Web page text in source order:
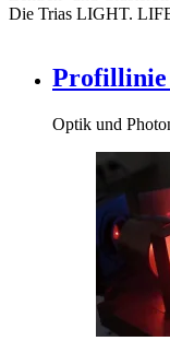
Die Trias LIGHT.
Optik und